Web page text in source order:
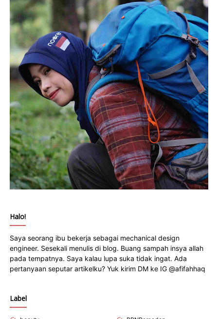
Halo!
Saya seorang ibu bekerja sebagai mechanical design
engineer. Sesekali menulis di blog. Buang sampah insya allah
pada tempatnya. Saya kalau lupa suka tidak ingat. Ada
pertanyaan seputar artikelku? Yuk kirim DM ke IG @afifahhaq
Label